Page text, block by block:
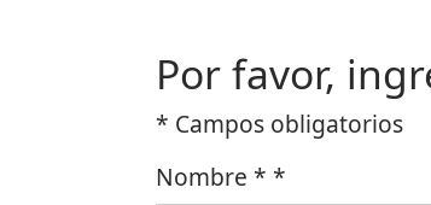
Por favor,
* Campos obligatorios
Nombre * *